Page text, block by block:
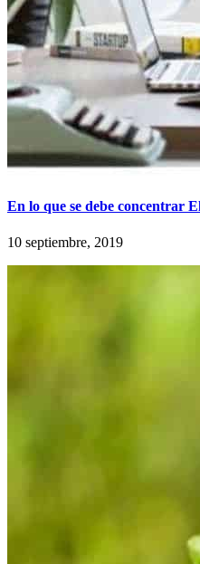
En lo que se debe concentrar
10 septiembre, 2019